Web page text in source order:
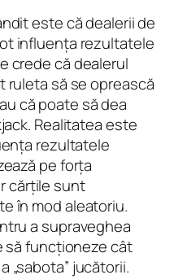
este că dealerii de
influența rezultatele
crede că dealerul
ruleta să se oprească
că poate să dea
Realitatea este
rezultatele
pe forța
cărțile sunt
în mod aleatoriu.
a supraveghea
să funcționeze cât
„sabota” jucătorii.